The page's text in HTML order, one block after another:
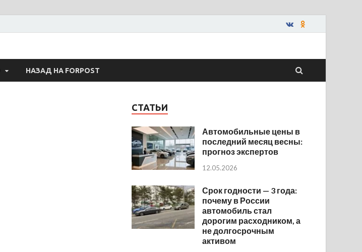
НАЗАД НА FORPOST
СТАТЬИ
Автомобильные цены в
последний месяц весны:
прогноз экспертов
12.05.2026
Срок годности — 3 года:
почему в России
автомобиль стал
дорогим расходником, а
не долгосрочным
активом